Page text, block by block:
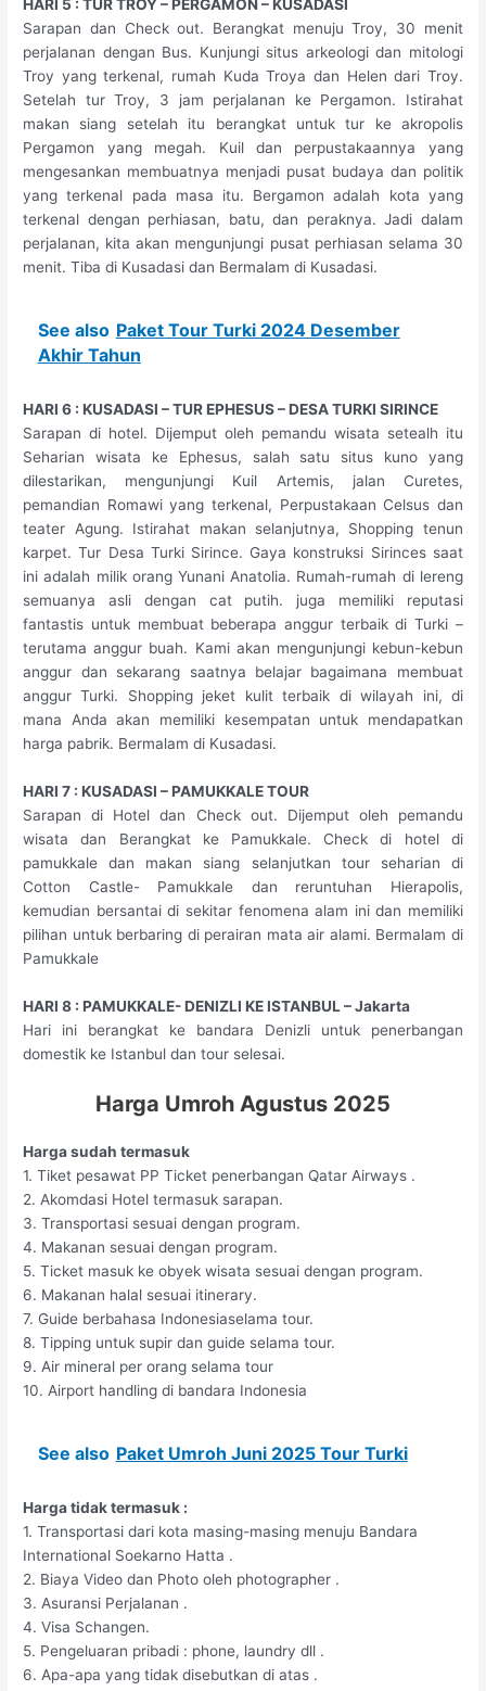
HARI 5 : TUR TROY – PERGAMON – KUSADASI
Sarapan dan Check out. Berangkat menuju Troy, 30 menit
perjalanan dengan Bus. Kunjungi situs arkeologi dan mitologi
Troy yang terkenal, rumah Kuda Troya dan Helen dari Troy.
Setelah tur Troy, 3 jam perjalanan ke Pergamon. Istirahat
makan siang setelah itu berangkat untuk tur ke akropolis
Pergamon yang megah. Kuil dan perpustakaannya yang
mengesankan membuatnya menjadi pusat budaya dan politik
yang terkenal pada masa itu. Bergamon adalah kota yang
terkenal dengan perhiasan, batu, dan peraknya. Jadi dalam
perjalanan, kita akan mengunjungi pusat perhiasan selama 30
menit. Tiba di Kusadasi dan Bermalam di Kusadasi.
See also Paket Tour Turki 2024 Desember
Akhir Tahun
HARI 6 : KUSADASI – TUR EPHESUS – DESA TURKI SIRINCE
Sarapan di hotel. Dijemput oleh pemandu wisata setealh itu
Seharian wisata ke Ephesus, salah satu situs kuno yang
dilestarikan, mengunjungi Kuil Artemis, jalan Curetes,
pemandian Romawi yang terkenal, Perpustakaan Celsus dan
teater Agung. Istirahat makan selanjutnya, Shopping tenun
karpet. Tur Desa Turki Sirince. Gaya konstruksi Sirinces saat
ini adalah milik orang Yunani Anatolia. Rumah-rumah di lereng
semuanya asli dengan cat putih. juga memiliki reputasi
fantastis untuk membuat beberapa anggur terbaik di Turki –
terutama anggur buah. Kami akan mengunjungi kebun-kebun
anggur dan sekarang saatnya belajar bagaimana membuat
anggur Turki. Shopping jeket kulit terbaik di wilayah ini, di
mana Anda akan memiliki kesempatan untuk mendapatkan
harga pabrik. Bermalam di Kusadasi.
HARI 7 : KUSADASI – PAMUKKALE TOUR
Sarapan di Hotel dan Check out. Dijemput oleh pemandu
wisata dan Berangkat ke Pamukkale. Check di hotel di
pamukkale dan makan siang selanjutkan tour seharian di
Cotton Castle- Pamukkale dan reruntuhan Hierapolis,
kemudian bersantai di sekitar fenomena alam ini dan memiliki
pilihan untuk berbaring di perairan mata air alami. Bermalam di
Pamukkale
HARI 8 : PAMUKKALE- DENIZLI KE ISTANBUL – Jakarta
Hari ini berangkat ke bandara Denizli untuk penerbangan
domestik ke Istanbul dan tour selesai.
Harga Umroh Agustus 2025
Harga sudah termasuk
1. Tiket pesawat PP Ticket penerbangan Qatar Airways .
2. Akomdasi Hotel termasuk sarapan.
3. Transportasi sesuai dengan program.
4. Makanan sesuai dengan program.
5. Ticket masuk ke obyek wisata sesuai dengan program.
6. Makanan halal sesuai itinerary.
7. Guide berbahasa Indonesiaselama tour.
8. Tipping untuk supir dan guide selama tour.
9. Air mineral per orang selama tour
10. Airport handling di bandara Indonesia
See also Paket Umroh Juni 2025 Tour Turki
Harga tidak termasuk :
1. Transportasi dari kota masing-masing menuju Bandara
International Soekarno Hatta .
2. Biaya Video dan Photo oleh photographer .
3. Asuransi Perjalanan .
4. Visa Schangen.
5. Pengeluaran pribadi : phone, laundry dll .
6. Apa-apa yang tidak disebutkan di atas .